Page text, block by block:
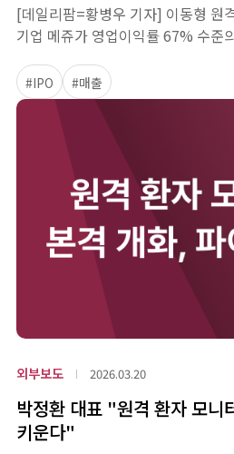
[데일리팜=황병우 기자] 이동형 원
기업 메쥬가 영업이익률 67% 수준
#IPO #매출
외부보도 2026.03.20
박정환 대표 "원격 환자 모니
키운다"